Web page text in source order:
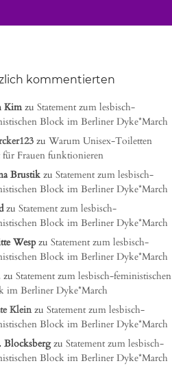
kommentierten
Kimzu Statement zum lesbisch-
Block im Berliner Dyke*March
zu Warum Unisex-Toiletten
Frauen funktionieren
Brustik zu Statement zum lesbisch-
Block im Berliner Dyke*March
zu Statement zum lesbisch-
Block im Berliner Dyke*March
Wespzu Statement zum lesbisch-
Block im Berliner Dyke*March
zu Statement zum lesbisch-feministischen
im Berliner Dyke*March
Kleinzu Statement zum lesbisch-
Block im Berliner Dyke*March
Blocksbergzu Statement zum lesbisch-
Block im Berliner Dyke*March